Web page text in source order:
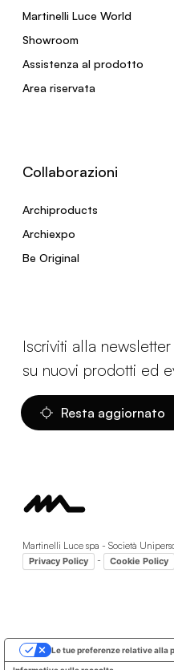
Martinelli Luce World
Showroom
Assistenza al prodotto
Area riservata
Collaborazioni
Archiproducts
Archiexpo
Be Original
Iscriviti alla
su nuovi prodotti ed
Resta aggiornato
Martinelli Luce spa - Società
Privacy Policy - Cookie Policy
Le tue preferenze relative alla